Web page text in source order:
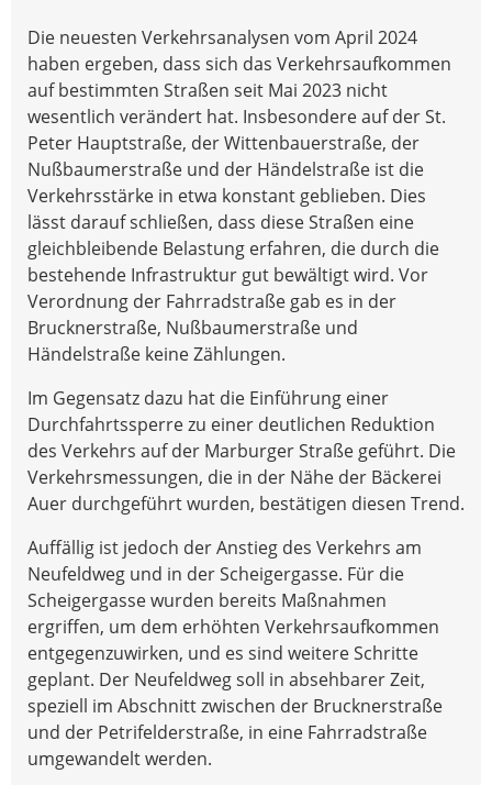
Die neuesten Verkehrsanalysen vom April 2024
haben ergeben, dass sich das Verkehrsaufkommen
auf bestimmten Straßen seit Mai 2023 nicht
wesentlich verändert hat. Insbesondere auf der St.
Peter Hauptstraße, der Wittenbauerstraße, der
Nußbaumerstraße und der Händelstraße ist die
Verkehrsstärke in etwa konstant geblieben. Dies
lässt darauf schließen, dass diese Straßen eine
gleichbleibende Belastung erfahren, die durch die
bestehende Infrastruktur gut bewältigt wird. Vor
Verordnung der Fahrradstraße gab es in der
Brucknerstraße, Nußbaumerstraße und
Händelstraße keine Zählungen.
Im Gegensatz dazu hat die Einführung einer
Durchfahrtssperre zu einer deutlichen Reduktion
des Verkehrs auf der Marburger Straße geführt. Die
Verkehrsmessungen, die in der Nähe der Bäckerei
Auer durchgeführt wurden, bestätigen diesen Trend.
Auffällig ist jedoch der Anstieg des Verkehrs am
Neufeldweg und in der Scheigergasse. Für die
Scheigergasse wurden bereits Maßnahmen
ergriffen, um dem erhöhten Verkehrsaufkommen
entgegenzuwirken, und es sind weitere Schritte
geplant. Der Neufeldweg soll in absehbarer Zeit,
speziell im Abschnitt zwischen der Brucknerstraße
und der Petrifelderstraße, in eine Fahrradstraße
umgewandelt werden.